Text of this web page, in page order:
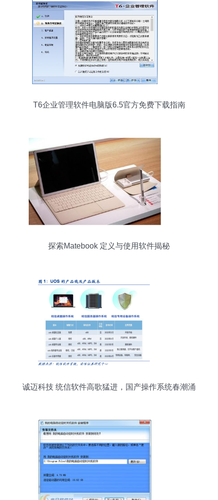
T6企业管理软件电脑版6.5官方免费下载指南
探索Matebook 定义与使用软件揭秘
诚迈科技 统信软件高歌猛进，国产操作系统春潮涌